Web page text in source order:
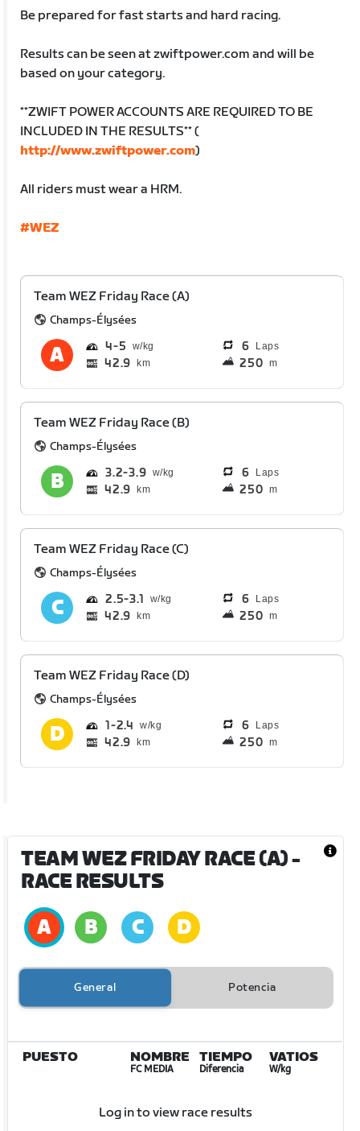
Be prepared for fast starts and hard racing.
Results can be seen at zwiftpower.com and will be
based on your category.
**ZWIFT POWER ACCOUNTS ARE REQUIRED TO BE
INCLUDED IN THE RESULTS** (
http://www.zwiftpower.com)
All riders must wear a HRM.
#WEZ
Team WEZ Friday Race (A)
Champs-Élysées
4 5 6 Laps
42.9 km 250 m
Team WEZ Friday Race (B)
Champs-Élysées
3.2 3.9 6 Laps
42.9 km 250 m
Team WEZ Friday Race (C)
Champs-Élysées
2.5 3.1 6 Laps
42.9 km 250 m
Team WEZ Friday Race (D)
Champs-Élysées
1 2.4 6 Laps
42.9 km 250 m
TEAM WEZ FRIDAY RACE (A)-
RACE RESULTS
General Potencia
PUESTO NOMBRE
FC MEDIA
TIEMPO
Diferencia
VATIOS
W/kg
Log in to view race results